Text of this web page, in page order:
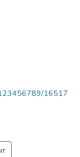
123456789/16517